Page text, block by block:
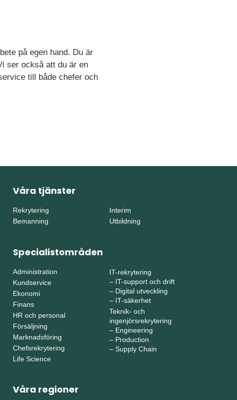
på egen hand. Du är
ser också att du är en
till både chefer och
Våra tjänster
Rekrytering
Bemanning
Interim
Utbildning
Specialistområden
Administration
Kundservice
Ekonomi
Finans
HR och personal
Försäljning
Marknadsföring
Chefsrekrytering
Life Science
IT-rekrytering
– IT-support och drift
– Digital utveckling
– IT-säkerhet
Teknik- och
ingenjörsrekrytering
– Engineering
– Production
– Supply Chain
Våra regioner